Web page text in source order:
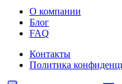
О компании
Блог
FAQ
Контакты
Политика